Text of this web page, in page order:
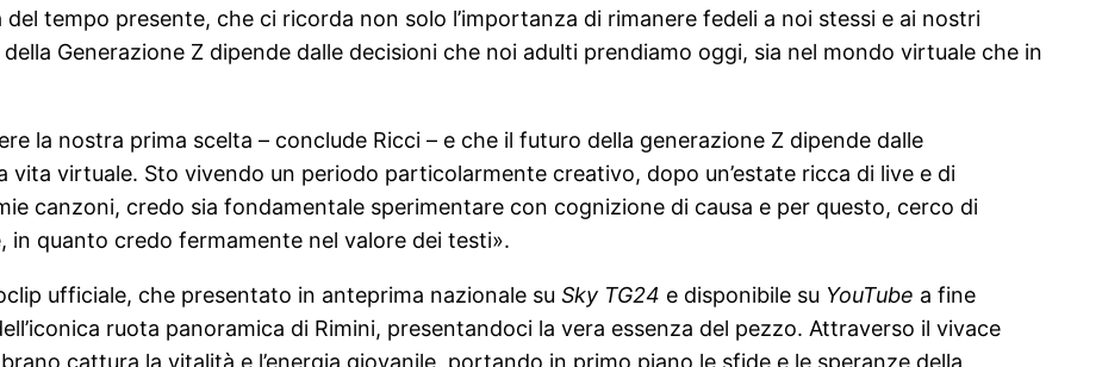
tempo presente, che ci ricorda non solo l’importanza di rimanere fedeli a noi stessi e ai nostri
Generazione Z dipende dalle decisioni che noi adulti prendiamo oggi, sia nel mondo virtuale che in
la nostra prima scelta – conclude Ricci – e che il futuro della generazione Z dipende dalle
virtuale. Sto vivendo un periodo particolarmente creativo, dopo un’estate ricca di live e di
canzoni, credo sia fondamentale sperimentare con cognizione di causa e per questo, cerco di
quanto credo fermamente nel valore dei testi».
ufficiale, che presentato in anteprima nazionale su Sky TG24 e disponibile su YouTube a fine
ruota panoramica di Rimini, presentandoci la vera essenza del pezzo. Attraverso il vivace
cattura la vitalità e l’energia giovanile, portando in primo piano le sfide e le speranze della